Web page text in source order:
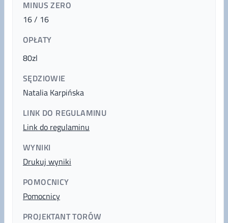
MINUS ZERO
16 / 16
OPŁATY
80zl
SĘDZIOWIE
Natalia Karpińska
LINK DO REGULAMINU
Link do regulaminu
WYNIKI
Drukuj wyniki
POMOCNICY
Pomocnicy
PROJEKTANT TORÓW